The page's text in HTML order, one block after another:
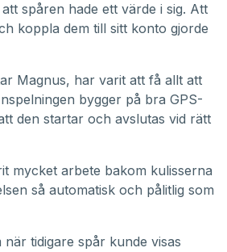
spåren hade ett värde i sig. Att
koppla dem till sitt konto gjorde
Magnus, har varit att få allt att
bygger på bra GPS-
den startar och avslutas vid rätt
mycket arbete bakom kulisserna
så automatisk och pålitlig som
tidigare spår kunde visas